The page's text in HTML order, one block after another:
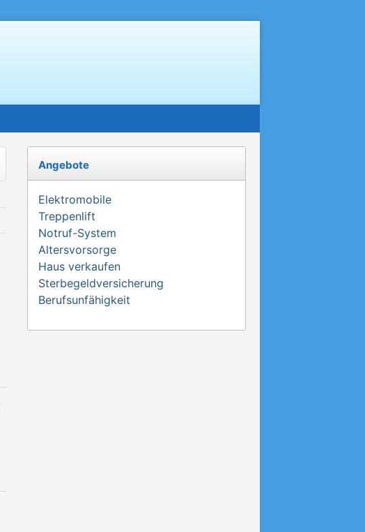
Angebote
Elektromobile
Treppenlift
Notruf-System
Altersvorsorge
Haus verkaufen
Sterbegeldversicherung
Berufsunfähigkeit